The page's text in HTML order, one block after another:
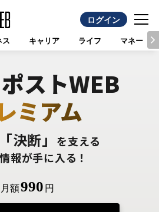
ログイン
ス キャリア ライフ マネー
ストWEB
ミアム
「決断」
を支える
報が手に入る！
月額990 円